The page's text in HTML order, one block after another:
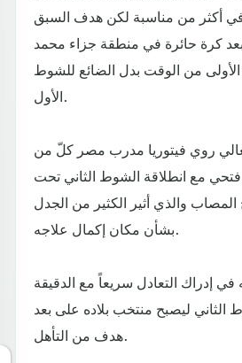
أكثر من مناسبة لكن هدف السبق
كرة حائرة في منطقة جزاء محمد
الأولى من الوقت بدل الضائع للشوط
الأول.
روي فيتوريا مدرب مصر كلّ من
مع انطلاقة الشوط الثاني تحت
والذي أثير الكثير من الجدل
بشأن مكان إكمال علاجه.
في إدراك التعادل سريعاً مع الدقيقة
ليصبح منتخب بلاده على بعد
هدف من التأهل.